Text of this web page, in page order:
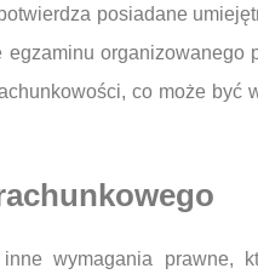
posiadane
co może być
wymagania prawne,